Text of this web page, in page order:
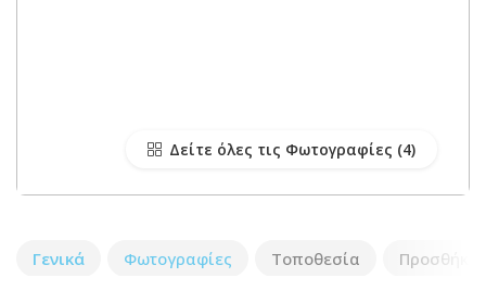
Δείτε όλες τις Φωτογραφίες
Γενικά Φωτογραφίες Τοποθεσία Προσθήκη